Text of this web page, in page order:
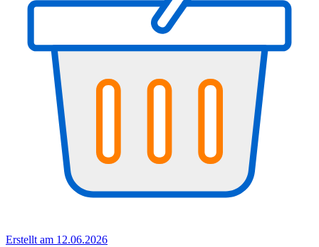
Erstellt am 12.06.2026